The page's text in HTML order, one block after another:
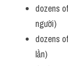
dozens
người)
dozens
lần)